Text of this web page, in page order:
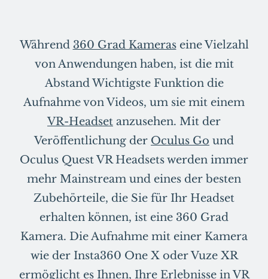
Während 360 Grad Kameraseine Vielzahl
von Anwendungen haben, ist die mit
Abstand Wichtigste Funktion die
Aufnahme von Videos, um sie mit einem
VR-Headset anzusehen. Mit der
Veröffentlichung der Oculus Go und
Oculus Quest VR Headsets werden immer
mehr Mainstream und eines der besten
Zubehörteile, die Sie für Ihr Headset
erhalten können, ist eine 360 Grad
Kamera. Die Aufnahme mit einer Kamera
wie der Insta360 One X oder Vuze XR
ermöglicht es Ihnen, Ihre Erlebnisse in VR